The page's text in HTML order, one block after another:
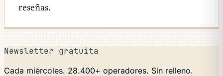
reseñas.
Newsletter gratuita
Cada miércoles. 28.400+ operadores. Sin relleno.